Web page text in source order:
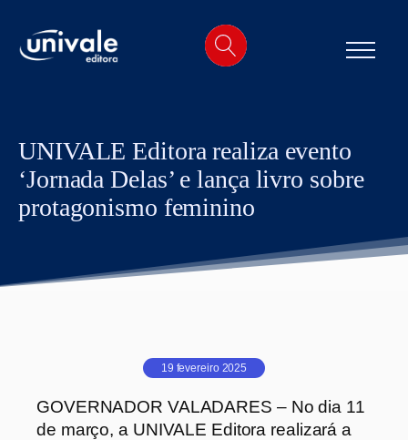
UNIVALE Editora realiza evento
‘Jornada Delas’ e lança livro sobre
protagonismo feminino
19 fevereiro 2025
GOVERNADOR VALADARES – No dia 11
de março, a UNIVALE Editora realizará a